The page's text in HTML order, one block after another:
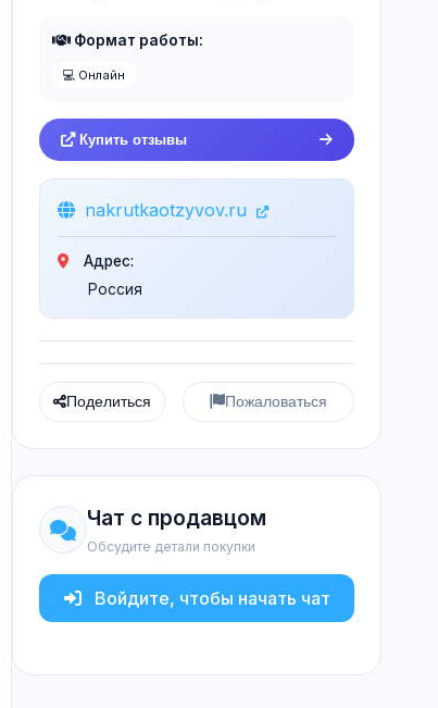
Формат работы:
💻 Онлайн
Купить отзывы
nakrutkaotzyvov.ru
Адрес:
Россия
Поделиться Пожаловаться
Чат с продавцом
Обсудите детали покупки
Войдите, чтобы начать чат